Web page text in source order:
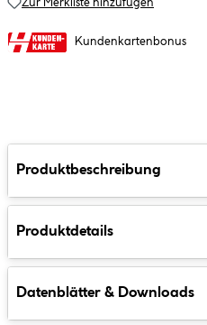
Zur Merkliste hinzufügen
Kundenkartenbonus
Produktbeschreibung
Produktdetails
Datenblätter & Downloads